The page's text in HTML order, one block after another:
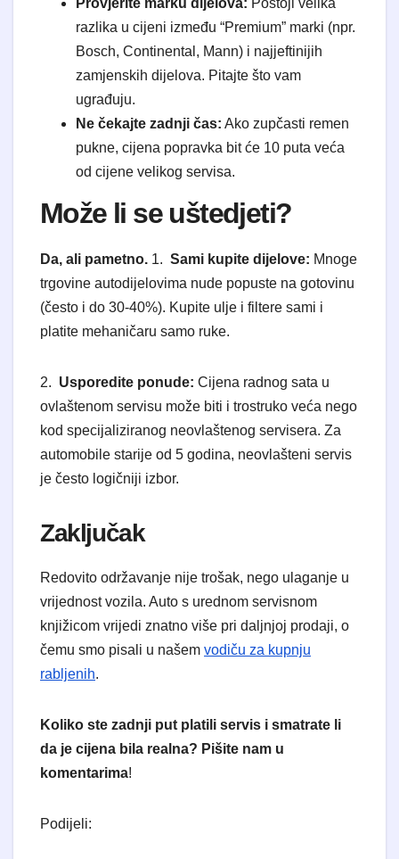
razlika u cijeni između “Premium” marki (npr.
Bosch, Continental, Mann) i najjeftinijih
zamjenskih dijelova. Pitajte što vam
ugrađuju.
Ne čekajte zadnji čas: Ako zupčasti remen
pukne, cijena popravka bit će 10 puta veća
od cijene velikog servisa.
​Može li se uštedjeti?
Da, ali pametno. 1. Sami kupite dijelove: Mnoge
trgovine autodijelovima nude popuste na gotovinu
(često i do 30-40%). Kupite ulje i filtere sami i
platite mehaničaru samo ruke.
2. Usporedite ponude: Cijena radnog sata u
ovlaštenom servisu može biti i trostruko veća nego
kod specijaliziranog neovlaštenog servisera. Za
automobile starije od 5 godina, neovlašteni servis
je često logičniji izbor.
​Zaključak
​Redovito održavanje nije trošak, nego ulaganje u
vrijednost vozila. Auto s urednom servisnom
knjižicom vrijedi znatno više pri daljnjoj prodaji, o
čemu smo pisali u našem vodiču za kupnju
rabljenih.
Koliko ste zadnji put platili servis i smatrate li
da je cijena bila realna? Pišite nam u
komentarima!
Podijeli: